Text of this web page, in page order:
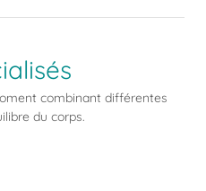
combinant différentes
du corps.